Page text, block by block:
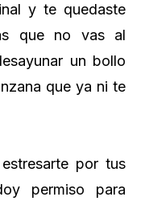
y te quedaste
que no vas al
un bollo
que ya ni te
por tus
permiso para